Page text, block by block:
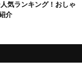
気ランキング！おしゃ
介